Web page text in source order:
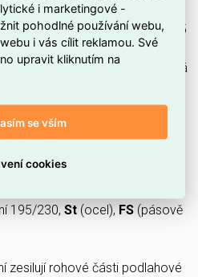
výrobce OBO, EAN
7410589. OBO DSSL2 195
195/230 Ocel pásově
Kód EMAS Podpěra pro vysoká
195
195/230, St (ocel), FS (pásově
zesilují rohové části podlahové
i marketingové -
pohodlné používání webu,
i vás cílit reklamou. Své
upravit kliknutím na
se vším
cookies